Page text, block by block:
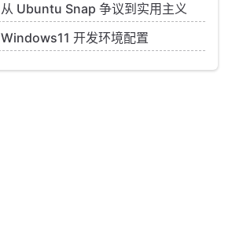
从 Ubuntu Snap 争议到实用主义
Windows11 开发环境配置